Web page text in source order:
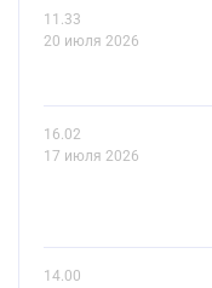
11.33
20 июля 2026
16.02
17 июля 2026
14.00